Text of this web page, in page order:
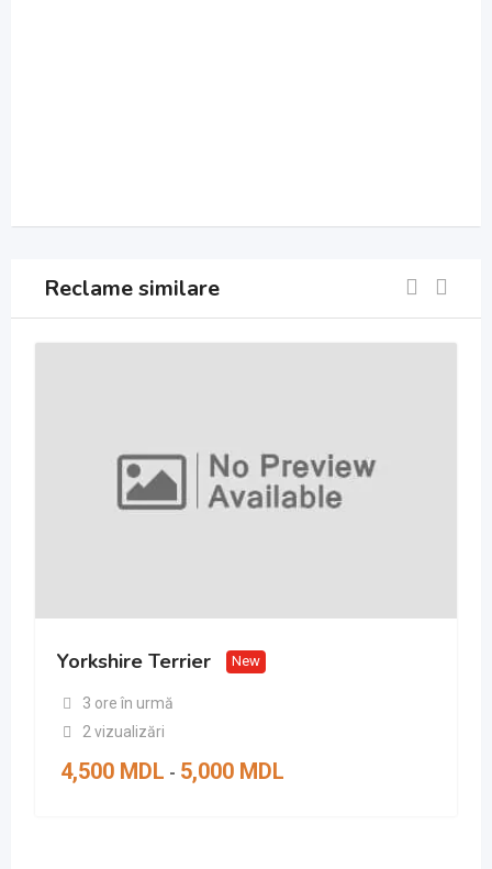
Reclame similare
Yorkshire Terrier New
3 ore în urmă
2 vizualizări
4,500 MDL - 5,000 MDL